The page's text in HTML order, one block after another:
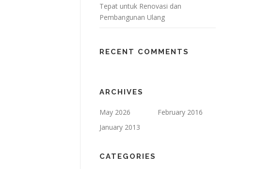
Tepat untuk Renovasi dan
Pembangunan Ulang
RECENT COMMENTS
ARCHIVES
May 2026
February 2016
January 2013
CATEGORIES